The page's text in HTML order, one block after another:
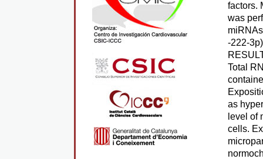
factors.
was
-222-
Total
as
level of
cells.